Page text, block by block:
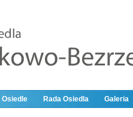
Osiedle Rada Osiedla Galeria